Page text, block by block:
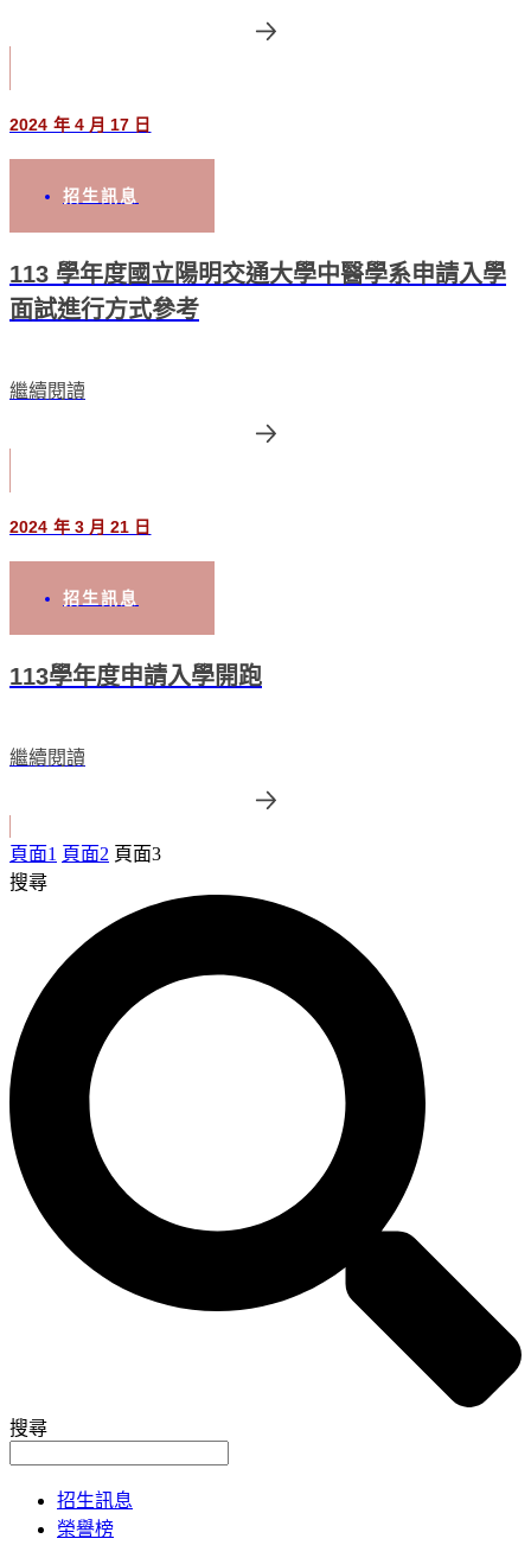
2024 年 4 月 17 日
招生訊息
113 學年度國立陽明交通大學中醫學系申請入學
面試進行方式參考
繼續閱讀
2024 年 3 月 21 日
招生訊息
113學年度申請入學開跑
繼續閱讀
頁面1 頁面2 頁面3
搜尋
搜尋
招生訊息
榮譽榜